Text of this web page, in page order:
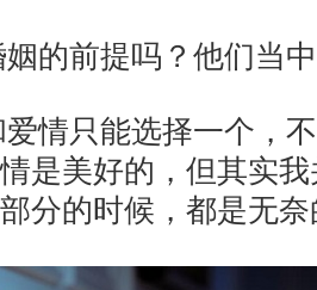
的前提吗？他们当
情只能选择一个，
是美好的，但其实
分的时候，都是无